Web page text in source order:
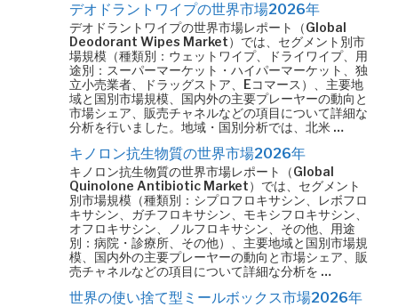
デオドラントワイプの世界市場2026年
デオドラントワイプの世界市場レポート（Global
Deodorant Wipes Market）では、セグメント別市
場規模（種類別：ウェットワイプ、ドライワイプ、用
途別：スーパーマーケット・ハイパーマーケット、独
立小売業者、ドラッグストア、Eコマース）、主要地
域と国別市場規模、国内外の主要プレーヤーの動向と
市場シェア、販売チャネルなどの項目について詳細な
分析を行いました。地域・国別分析では、北米 …
キノロン抗生物質の世界市場2026年
キノロン抗生物質の世界市場レポート（Global
Quinolone Antibiotic Market）では、セグメント
別市場規模（種類別：シプロフロキサシン、レボフロ
キサシン、ガチフロキサシン、モキシフロキサシン、
オフロキサシン、ノルフロキサシン、その他、用途
別：病院・診療所、その他）、主要地域と国別市場規
模、国内外の主要プレーヤーの動向と市場シェア、販
売チャネルなどの項目について詳細な分析を …
世界の使い捨て型ミールボックス市場2026年